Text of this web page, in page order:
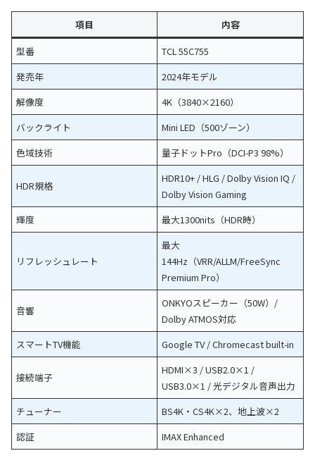
項目
内容
型番
TCL 55C755
発売年
2024年モデル
解像度
4K（3840×2160）
バックライト
Mini LED（500ゾーン）
色域技術
量子ドットPro（DCI-P3 98%）
HDR規格
HDR10+ / HLG / Dolby Vision IQ /
Dolby Vision Gaming
輝度
最大1300nits（HDR時）
リフレッシュレート
最大
144Hz（VRR/ALLM/FreeSync
Premium Pro）
音響
ONKYOスピーカー（50W）/
Dolby ATMOS対応
スマートTV機能
Google TV / Chromecast built-in
接続端子
HDMI×3 / USB2.0×1 /
USB3.0×1 / 光デジタル音声出力
チューナー
BS4K・CS4K×2、地上波×2
認証
IMAX Enhanced